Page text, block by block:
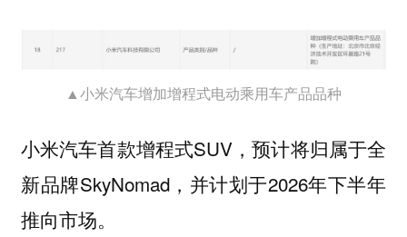
▲小米汽车增加增程式电动乘用车产品品种
小米汽车首款增程式SUV，预计将归属于全
新品牌SkyNomad，并计划于2026年下半年
推向市场。